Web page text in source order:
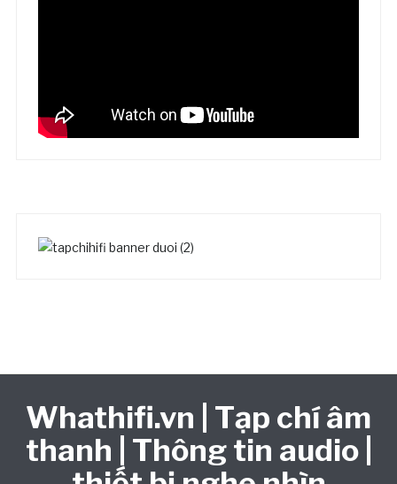
Whathifi.vn | Tạp chí âm
thanh | Thông tin audio |